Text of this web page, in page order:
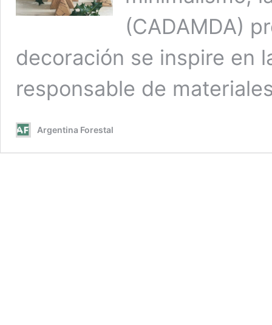
(CADAMDA)
decoración se inspire en
responsable de
Argentina Forestal